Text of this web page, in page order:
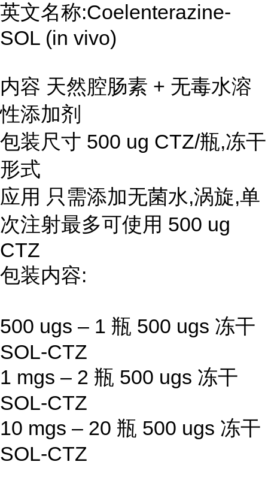
英文名称:Coelenterazine-
SOL (in vivo)
内容 天然腔肠素 + 无毒水溶
性添加剂
包装尺寸 500 ug CTZ/瓶,冻干
形式
应用 只需添加无菌水,涡旋,单
次注射最多可使用 500 ug
CTZ
包装内容:
500 ugs – 1 瓶 500 ugs 冻干
SOL-CTZ
1 mgs – 2 瓶 500 ugs 冻干
SOL-CTZ
10 mgs – 20 瓶 500 ugs 冻干
SOL-CTZ